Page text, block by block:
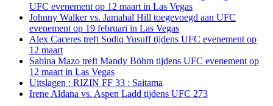
UFC evenement op 12 maart in Las Vegas
Johnny Walker vs. Jamahal Hill toegevoegd aan UFC
evenement op 19 februari in Las Vegas
Alex Caceres treft Sodiq Yusuff tijdens UFC evenement op
12 maart
Sabina Mazo treft Mandy Böhm tijdens UFC evenement op
12 maart in Las Vegas
Uitslagen : RIZIN FF 33 : Saitama
Irene Aldana vs. Aspen Ladd tijdens UFC 273